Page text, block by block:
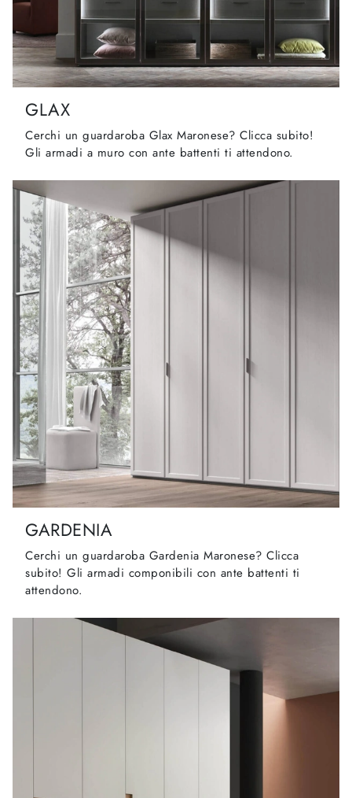
GLAX
Cerchi un guardaroba Glax Maronese? Clicca subito!
Gli armadi a muro con ante battenti ti attendono.
GARDENIA
Cerchi un guardaroba Gardenia Maronese? Clicca
subito! Gli armadi componibili con ante battenti ti
attendono.